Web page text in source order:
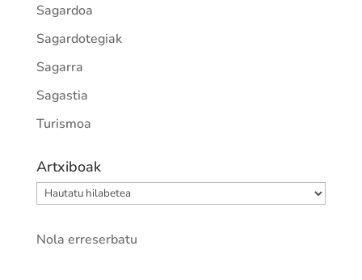
Sagardoa
Sagardotegiak
Sagarra
Sagastia
Turismoa
Artxiboak
Artxiboak
Nola erreserbatu